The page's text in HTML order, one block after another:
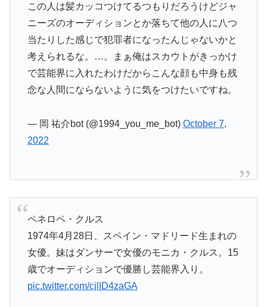
この人は髪カッコつけてるつもりだろうけどジャ
ニーズのオーディションとか落ちて他の人に八つ
当たりした感じで犯罪者になったんじゃないかと
考えられるな。…。まぁ俺はスカウトがきっかけ
で芸能界に入れたわけだからこんな顔も中身も残
念な人間にならないように気をつけたいですね。
— 岡 祐介bot (@1994_you_me_bot) October 7,
2022
ペネロペ・クルス
1974年4月28日、スペイン・マドリード生まれの
女優。妹はダンサーで女優のモニカ・クルス。15
歳でオーディションで優勝し芸能界入り。
pic.twitter.com/cjlID4zaGA